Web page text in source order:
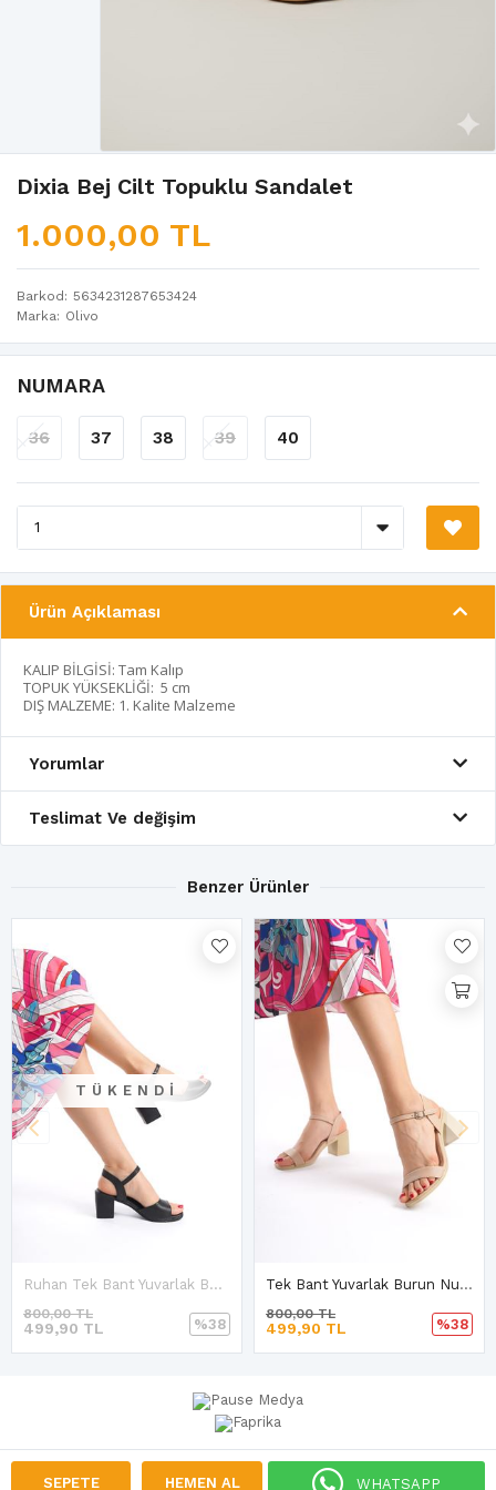
Dixia Bej Cilt Topuklu Sandalet
1.000,00 TL
Barkod
5634231287653424
Marka
Olivo
NUMARA
36 37 38 39 40
SEPETE HEMEN AL WHATSAPP
Ürün Açıklaması
KALIP BİLGİSİ: Tam Kalıp
TOPUK YÜKSEKLİĞİ: 5 cm
DIŞ MALZEME: 1. Kalite Malzeme
Yorumlar
Teslimat Ve değişim
Benzer Ürünler
TÜKENDI
Ruhan Tek Bant Yuvarlak Burun Siyah Cilt Kadın Topuklu Ayakkabı
499,90 TL
800,00 TL
%38
Tek Bant Yuvarlak Burun Nut Cilt Kadın Sandalet D-2
499,90 TL
800,00 TL
%38